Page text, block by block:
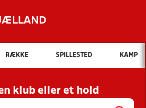
Hvad vil du søge efter?
INDHOLD OG NYHEDER
RESULTATER, KLUBBER OG
HOLD
RÆKKE SPILLESTED KAMP
klub eller et hold